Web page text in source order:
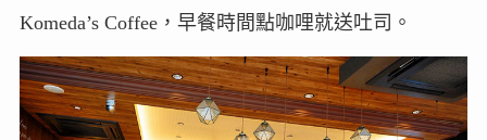
Komeda’s Coffee，早餐時間點咖哩就送吐司。